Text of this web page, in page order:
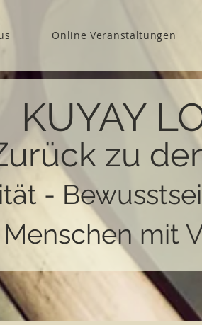
Online Veranstaltungen
KUYAY
zu
-
mit